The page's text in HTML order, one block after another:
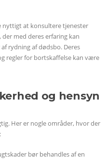
at konsultere tjenester
, der med deres erfaring kan
rydning af dødsbo. Deres
regler for bortskaffelse kan være
og hensyn
Her er nogle områder, hvor der
bør behandles af en